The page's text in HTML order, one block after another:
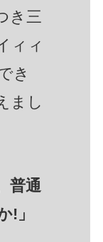
き三
ィィ
き
まし
普通
!」